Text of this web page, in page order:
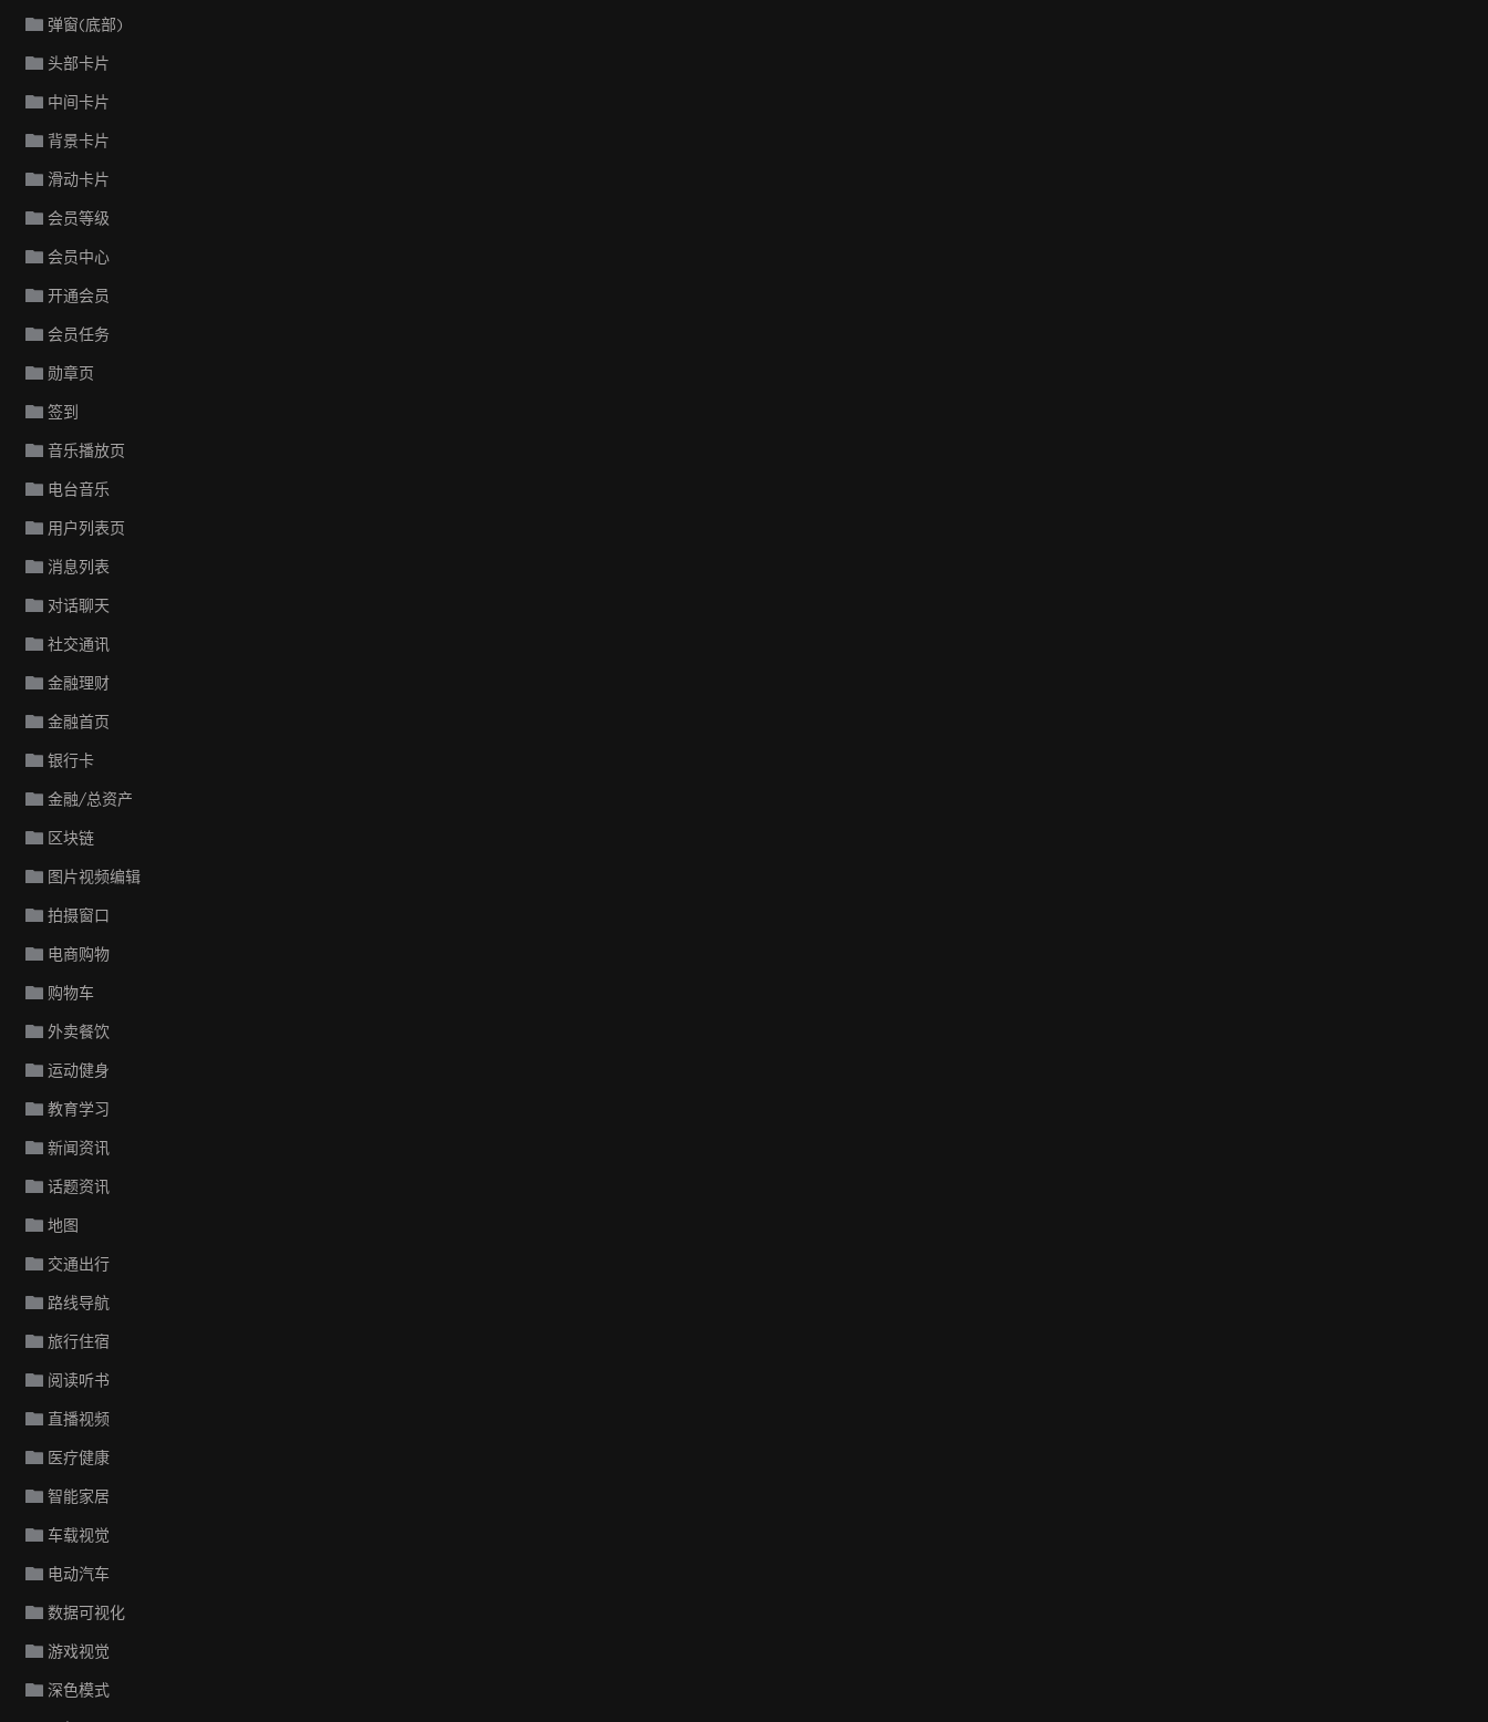
弹窗(底部)
头部卡片
中间卡片
背景卡片
滑动卡片
会员等级
会员中心
开通会员
会员任务
勋章页
签到
音乐播放页
电台音乐
用户列表页
消息列表
对话聊天
社交通讯
金融理财
金融首页
银行卡
金融/总资产
区块链
图片视频编辑
拍摄窗口
电商购物
购物车
外卖餐饮
运动健身
教育学习
新闻资讯
话题资讯
地图
交通出行
路线导航
旅行住宿
阅读听书
直播视频
医疗健康
智能家居
车载视觉
电动汽车
数据可视化
游戏视觉
深色模式